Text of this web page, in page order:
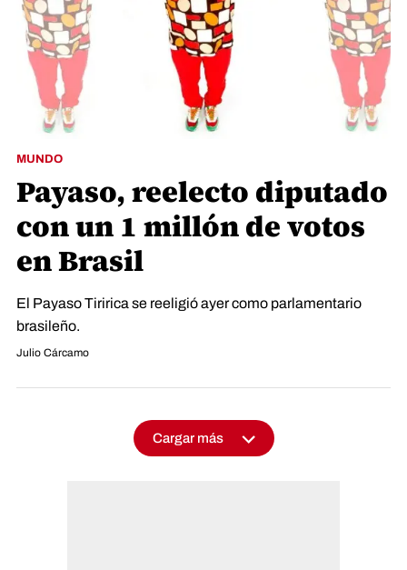
MUNDO
Payaso, reelecto diputado
con un 1 millón de votos
en Brasil
El Payaso Tiririca se reeligió ayer como parlamentario
brasileño.
Julio Cárcamo
Cargar más